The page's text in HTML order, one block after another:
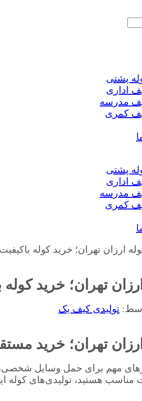
پشتی
اداری
مدرسه
کمری
پشتی
اداری
مدرسه
کمری
ارزان تهران؛ خرید کوله
تهران؛ خرید
تولیدی کیف یک
تهران؛ خرید
مهم برای حمل وسایل
مناسب هستید، تولیدی‌های کوله